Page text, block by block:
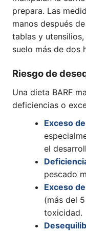
prepara. Las
manos después
tablas y
suelo más de dos
Riesgo de
Una dieta BARF
deficiencias o
Exceso
el
pescado
Exceso
(más del
toxicidad.